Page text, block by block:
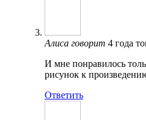
Алиса говорит 4 года
И мне понравилось
рисунок к
Ответить